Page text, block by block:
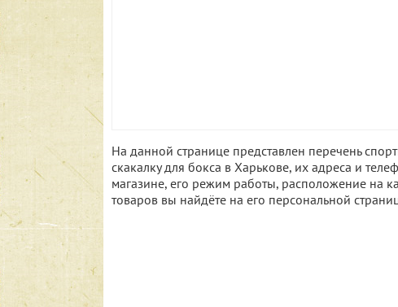
На данной странице представлен перечень
скакалку для бокса в Харькове, их адреса и
магазине, его режим работы, расположение на
товаров вы найдёте на его персональной